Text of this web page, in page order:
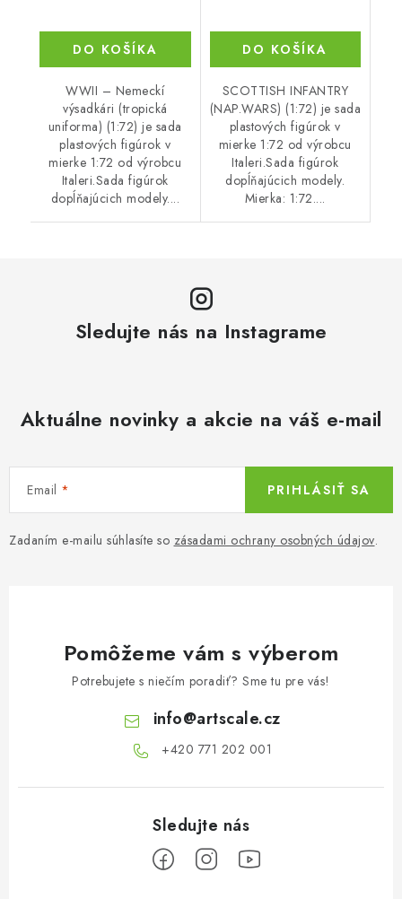
DO KOŠÍKA
WWII – Nemeckí
výsadkári (tropická
uniforma) (1:72) je sada
plastových figúrok v
mierke 1:72 od výrobcu
Italeri.Sada figúrok
dopĺňajúcich modely....
DO KOŠÍKA
SCOTTISH INFANTRY
(NAP.WARS) (1:72) je sada
plastových figúrok v
mierke 1:72 od výrobcu
Italeri.Sada figúrok
dopĺňajúcich modely.
Mierka: 1:72....
Sledujte nás na Instagrame
Aktuálne novinky a akcie na váš e-mail
Email
Zadaním e-mailu súhlasíte so zásadami ochrany osobných údajov.
PRIHLÁSIŤ SA
Pomôžeme vám s výberom
Potrebujete s niečím poradiť? Sme tu pre vás!
info@artscale.cz
+420 771 202 001​